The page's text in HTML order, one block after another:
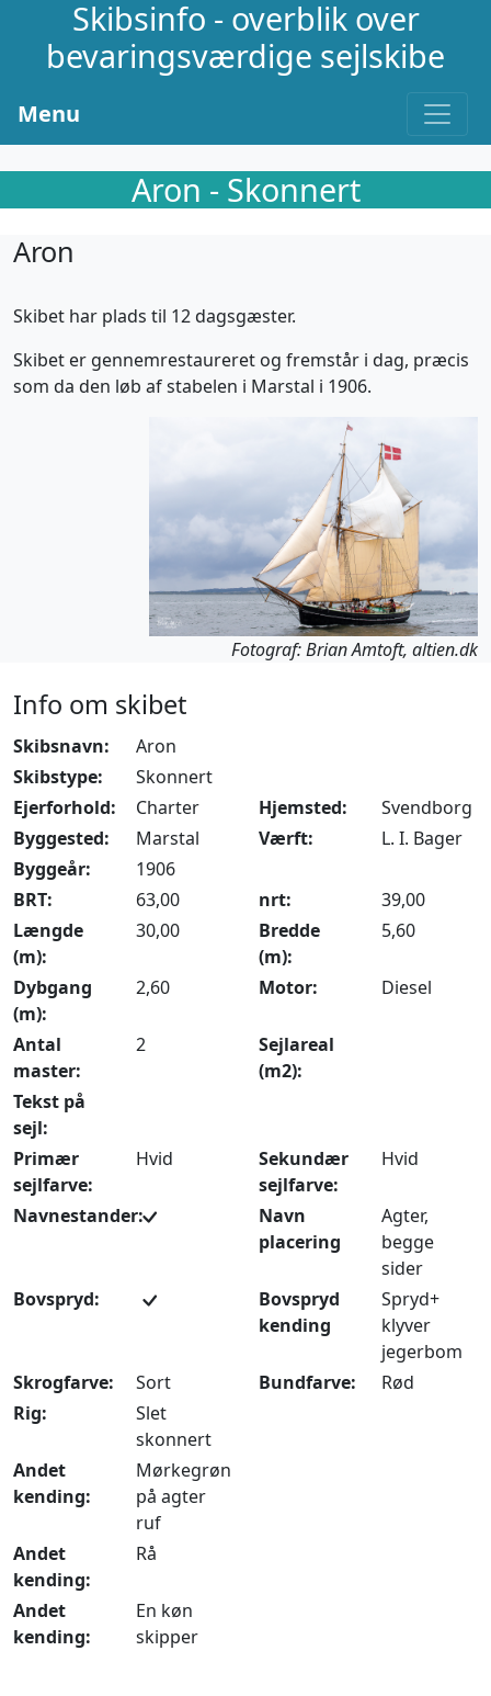
Skibsinfo - overblik over
bevaringsværdige sejlskibe
Menu
Aron - Skonnert
Aron
Skibet har plads til 12 dagsgæster.
Skibet er gennemrestaureret og fremstår i dag, præcis
som da den løb af stabelen i Marstal i 1906.
Fotograf: Brian Amtoft, altien.dk
Info om skibet
Skibsnavn:
Aron
Skibstype:
Skonnert
Ejerforhold:
Charter Hjemsted:
Svendborg
Byggested:
Marstal Værft:
L. I. Bager
Byggeår:
1906
BRT:
63,00 nrt:
39,00
Længde
(m):
30,00
Bredde
(m):
5,60
Dybgang
(m):
2,60 Motor: Diesel
Antal
master:
2
Sejlareal
(m2):
Tekst på
sejl:
Primær
sejlfarve:
Hvid
Sekundær
sejlfarve:
Hvid
Navnestander:
Navn
placering
Agter,
begge
sider
Bovspryd:
Bovspryd
kending
Spryd+
klyver
jegerbom
Skrogfarve:
Sort Bundfarve:
Rød
Rig:
Slet
skonnert
Andet
kending:
Mørkegrøn
på agter
ruf
Andet
kending:
Rå
Andet
kending:
En køn
skipper